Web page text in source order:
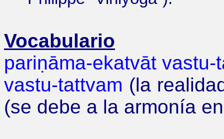
Vocabulario
pariṇāma-ekatvāt vastu-
vastu-tattvam (la
(se debe a la armonía